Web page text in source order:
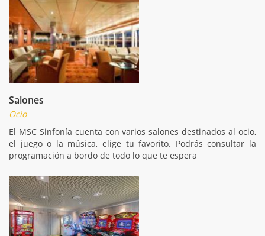
Salones
Ocio
El MSC Sinfonía cuenta con varios salones destinados al ocio,
el juego o la música, elige tu favorito. Podrás consultar la
programación a bordo de todo lo que te espera